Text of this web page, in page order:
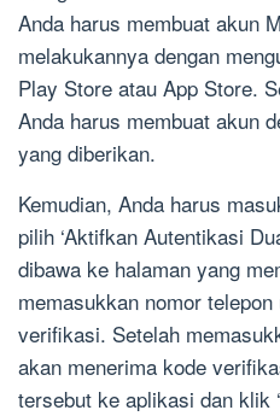
Anda harus membuat akun
melakukannya dengan
Play Store atau App Store.
Anda harus membuat akun
yang diberikan.
Kemudian, Anda harus
pilih ‘Aktifkan Autentikasi
dibawa ke halaman yang
memasukkan nomor
verifikasi. Setelah
akan menerima kode
tersebut ke aplikasi dan klik